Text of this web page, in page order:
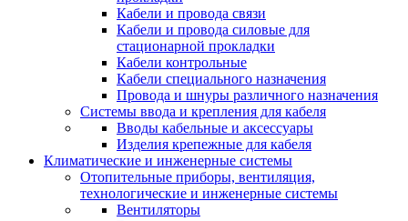
Кабели и провода связи
Кабели и провода силовые для
стационарной прокладки
Кабели контрольные
Кабели специального назначения
Провода и шнуры различного назначения
Системы ввода и крепления для кабеля
Вводы кабельные и аксессуары
Изделия крепежные для кабеля
Климатические и инженерные системы
Отопительные приборы, вентиляция,
технологические и инженерные системы
Вентиляторы